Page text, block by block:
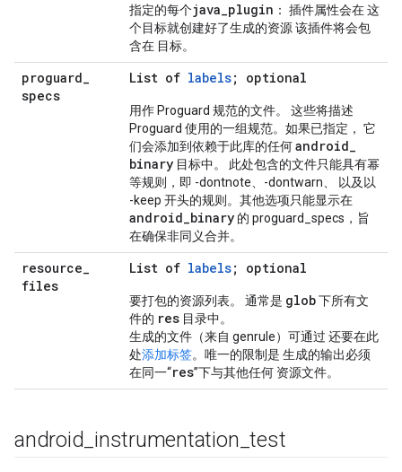
指定的每个java_plugin ： 插件属性会在 这
个目标就创建好了生成的资源 该插件将会包
含在 目标。
proguard_
specs
List of labels; optional
用作 Proguard 规范的文件。 这些将描述
Proguard 使用的一组规范。如果已指定， 它
们会添加到依赖于此库的任何android_
binary 目标中。 此处包含的文件只能具有幂
等规则，即 -dontnote、-dontwarn、 以及以
-keep 开头的规则。其他选项只能显示在
android_binary 的 proguard_specs，旨
在确保非同义合并。
resource_
files
List of labels; optional
要打包的资源列表。 通常是 glob下所有文
件的 res 目录中。
生成的文件（来自 genrule）可通过 还要在此
处添加标签。唯一的限制是 生成的输出必须
在同一“res”下与其他任何 资源文件。
android instrumentation _test